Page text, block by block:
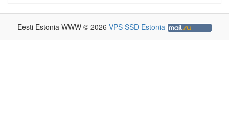
Eesti Estonia WWW © 2026 VPS SSD Estonia